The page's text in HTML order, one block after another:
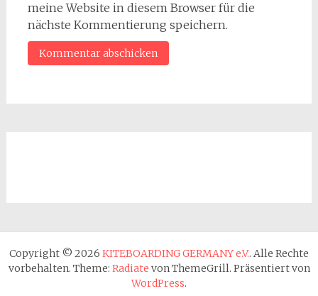
meine Website in diesem Browser für die
nächste Kommentierung speichern.
Copyright © 2026 KITEBOARDING GERMANY e.V.. Alle Rechte
vorbehalten. Theme: Radiate von ThemeGrill. Präsentiert von
WordPress.